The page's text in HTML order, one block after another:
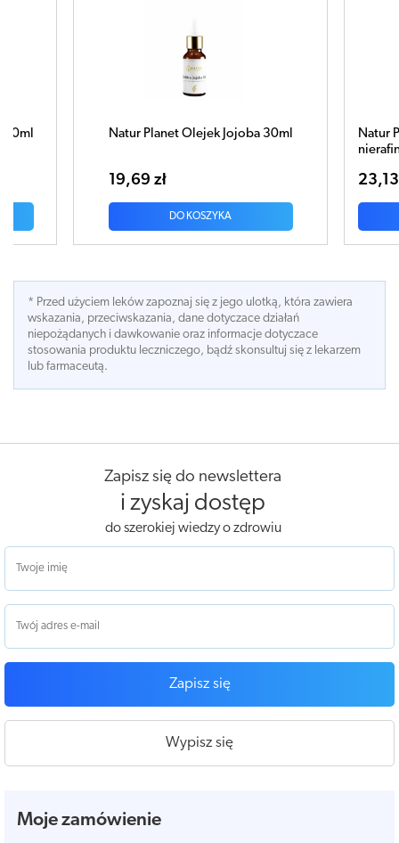
Jojoba 30ml
Natur Planet Olej Rycynowy
* Przed użyciem leków zapoznaj się z jego ulotką, która zawiera
wskazania, przeciwskazania, dane dotyczace działań
niepożądanych i dawkowanie oraz informacje dotyczace
stosowania produktu leczniczego, bądź skonsultuj się z lekarzem
lub farmaceutą.
Zapisz się do newslettera
i zyskaj dostęp
do szerokiej wiedzy o zdrowiu
Zapisz się
Wypisz się
Moje zamówienie